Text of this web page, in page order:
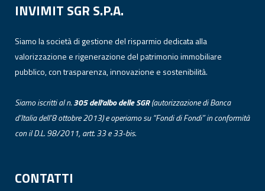
INVIMIT SGR S.P.A.
Siamo la società di gestione del risparmio dedicata alla
valorizzazione e rigenerazione del patrimonio immobiliare
pubblico, con trasparenza, innovazione e sostenibilità.
Siamo iscritti al n.305 dell’albodelleSGR(autorizzazione di Banca
d’Italia dell’8 ottobre 2013) e operiamo su “Fondi di Fondi” in conformità
con il D.L. 98/2011, artt. 33 e 33-bis.
CONTATTI